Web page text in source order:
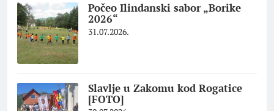
Počeo Ilindanski sabor „Borike
2026“
31.07.2026.
Slavlje u Zakomu kod Rogatice
[FOTO]